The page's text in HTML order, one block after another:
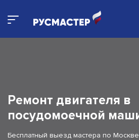
Ремонт двигателя в
посудомоечной
Бесплатный выезд мастера по